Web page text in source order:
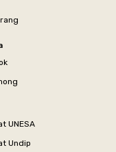
UNESA
Undip